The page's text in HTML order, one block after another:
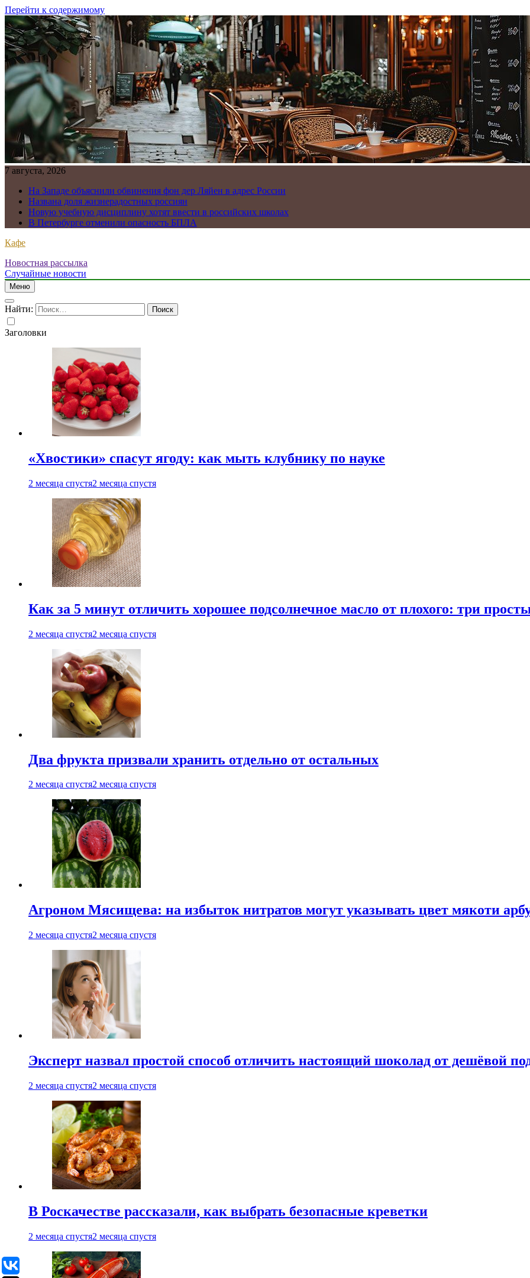
Перейти к содержимому
7 августа, 2026
На Западе объяснили обвинения фон дер Ляйен в адрес России
Названа доля жизнерадостных россиян
Новую учебную дисциплину хотят ввести в российских школах
В Петербурге отменили опасность БПЛА
Кафе
Новостная рассылка
Случайные новости
Меню
Найти:
Заголовки
«Хвостики» спасут ягоду: как мыть клубнику по науке
2 месяца спустя2 месяца спустя
Как за 5 минут отличить хорошее подсолнечное масло от плохого: три
2 месяца спустя2 месяца спустя
Два фрукта призвали хранить отдельно от остальных
2 месяца спустя2 месяца спустя
Агроном Мясищева: на избыток нитратов могут указывать цвет мякоти
2 месяца спустя2 месяца спустя
Эксперт назвал простой способ отличить настоящий шоколад от дешёвой
2 месяца спустя2 месяца спустя
В Роскачестве рассказали, как выбрать безопасные креветки
2 месяца спустя2 месяца спустя